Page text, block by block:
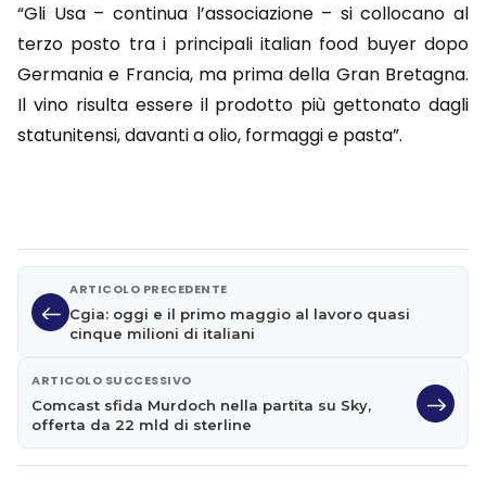
“Gli Usa – continua l’associazione – si collocano al
terzo posto tra i principali italian food buyer dopo
Germania e Francia, ma prima della Gran Bretagna.
Il vino risulta essere il prodotto più gettonato dagli
statunitensi, davanti a olio, formaggi e pasta”.
ARTICOLO PRECEDENTE
Cgia: oggi e il primo maggio al lavoro quasi
cinque milioni di italiani
ARTICOLO SUCCESSIVO
Comcast sfida Murdoch nella partita su Sky,
offerta da 22 mld di sterline